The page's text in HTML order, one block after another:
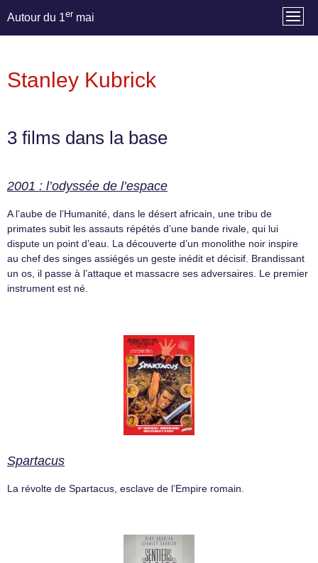
Autour du 1er mai
Stanley Kubrick
3 films dans la base
2001 : l’odyssée de l’espace
A l’aube de l’Humanité, dans le désert africain, une tribu de
primates subit les assauts répétés d’une bande rivale, qui lui
dispute un point d’eau. La découverte d’un monolithe noir inspire
au chef des singes assiégés un geste inédit et décisif. Brandissant
un os, il passe à l’attaque et massacre ses adversaires. Le premier
instrument est né.
Spartacus
La révolte de Spartacus, esclave de l’Empire romain.